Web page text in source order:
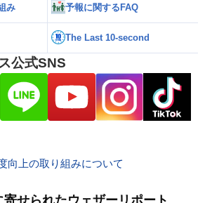
み 予報に関するFAQ
The Last 10-second
公式SNS
向上の取り組みについて
8月10日 8月10日